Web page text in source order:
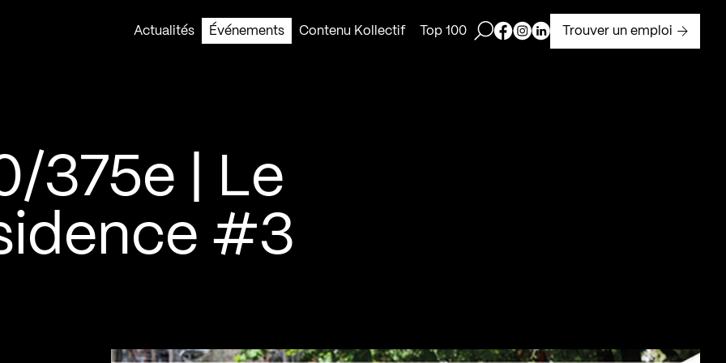
Actualités
Événements Contenu Kollectif Top 100 Ouvrir la barre de recherche
Page Facebook de Kollectif
Page Instagram de Kollectif
Page Linkedin de Kollectif
Trouver un emploi
375e | Le
#3